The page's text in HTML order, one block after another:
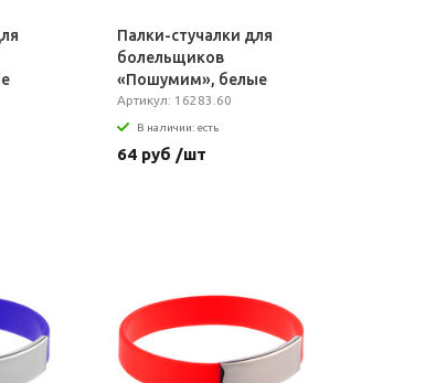
Палки-стучалки для
болельщиков
«Пошумим», белые
Артикул: 16283.60
В наличии: есть
64 руб /шт